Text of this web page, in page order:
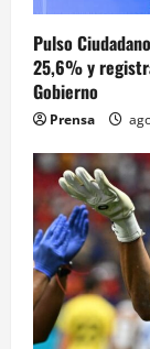
Pulso
25,6% y
Gobierno
Prensa